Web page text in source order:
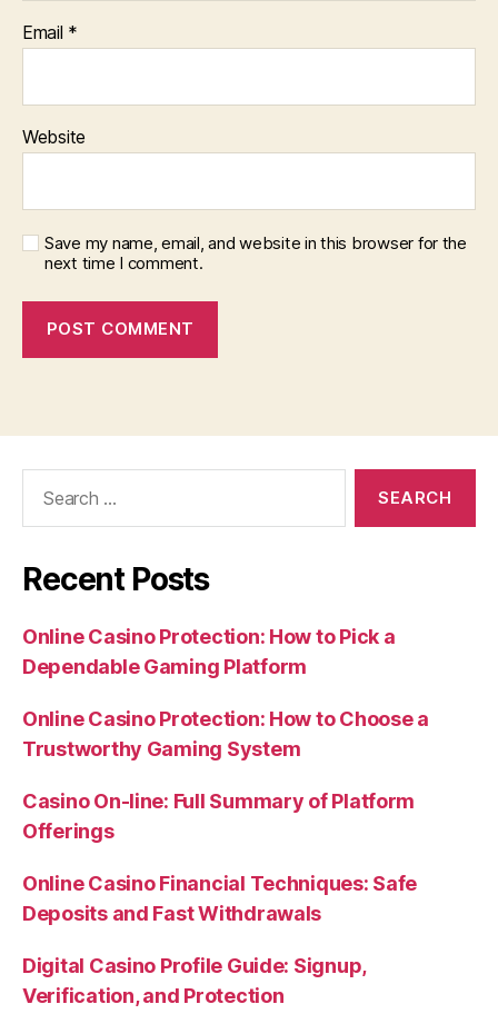
Email *
Website
Save my name, email, and website in this browser for the
next time I comment.
Recent Posts
Online Casino Protection: How to Pick a
Dependable Gaming Platform
Online Casino Protection: How to Choose a
Trustworthy Gaming System
Casino On-line: Full Summary of Platform
Offerings
Online Casino Financial Techniques: Safe
Deposits and Fast Withdrawals
Digital Casino Profile Guide: Signup,
Verification, and Protection